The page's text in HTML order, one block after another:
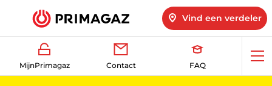
Vind een verdeler
MijnPrimagaz Contact FAQ